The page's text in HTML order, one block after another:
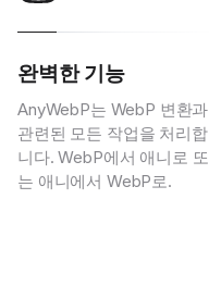
완벽한 기능
AnyWebP는 WebP 변환과
관련된 모든 작업을 처리합
니다. WebP에서 애니로 또
는 애니에서 WebP로.